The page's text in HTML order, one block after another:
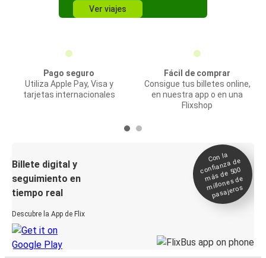
Ver viajes
Pago seguro
Utiliza Apple Pay, Visa y
tarjetas internacionales
Fácil de comprar
Consigue tus billetes online,
en nuestra app o en una
Flixshop
Billete digital y
seguimiento en
tiempo real
Descubre la App de Flix
Con la
confianza de
más de 500
millones de
pasajeros